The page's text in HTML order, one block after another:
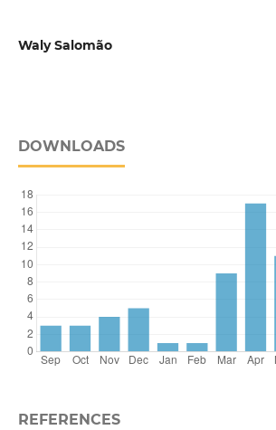
Waly Salomão
DOWNLOADS
REFERENCES